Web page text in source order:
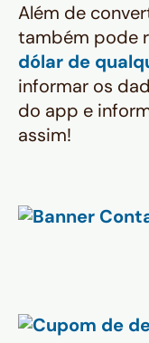
Além de
também pode
dólar de
informar os
do app e
assim!